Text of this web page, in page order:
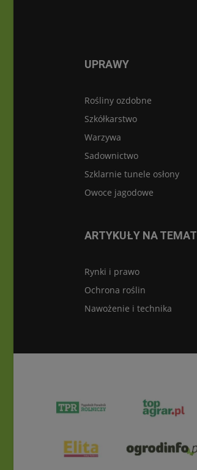
UPRAWY
Rośliny ozdobne
Szkółkarstwo
Warzywa
Sadownictwo
Szklarnie tunele osłony
Owoce jagodowe
ARTYKUŁY NA TEMAT
Rynki i prawo
Ochrona roślin
Nawożenie i technika